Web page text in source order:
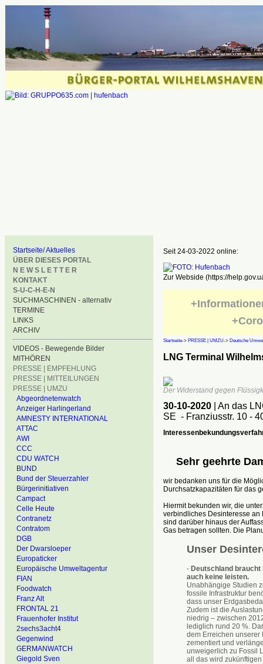
Startseite/ Aktuelles
ÜBER DIESES PORTAL
N E W S L E T T E R
KONTAKT
S-U-C-H-E-N
SUCHMASCHINEN - alternativ
TERMINE
LINKS
ARCHIV
VIDEOS - Bewegende Bilder
MITHÖREN
PRESSE | EMPFEHLUNG
PRESSE | MITTEILUNGEN
PRESSE | UMZU
Abgeordnetenwatch
Anzeiger Harlingerland
AMNESTY INTERNATIONAL
ATTAC
AWI
CCC
CDU WATCH
BUND
Bund der Steuerzahler
Bürgerinitiativen
Campact
Celle Heute
Contranetz
Contratom
DGB
Der Dwarsloeper
Europaticker
Europäische Umweltagentur
FIAN
Foodwatch
Franz Alt
FRONTAL 21
Frauenhofer Institut
2sechs3acht4
Gegenwind
GERMANWATCH
Giegold Sven
Seit 24-03-2022 online:
Zur Webside (https://
Startseite-> PRESSE | UMZU-> Deutsche
LNG Terminal
Der Widerstand gegen
30-10-2020| An das
SE - Franziusstr. 10 -
Sehr geehrte
wir bedanken uns für die
Durchsatzkapazitäten für das
Hiermit bekunden wir, die
verbindliches Desinteresse an
sind darüber hinaus der
Gas betragen sollten. Die
Unser
- Deutschland
auch keine leisten.
Unabhängige Studien
fossile Infrastruktur
dass unser
Zudem ist die
niedrig – zwischen
lediglich rund 20 %.
dem Erreichen unserer
zementiert und
unweigerlich zu Fossil
all das wird